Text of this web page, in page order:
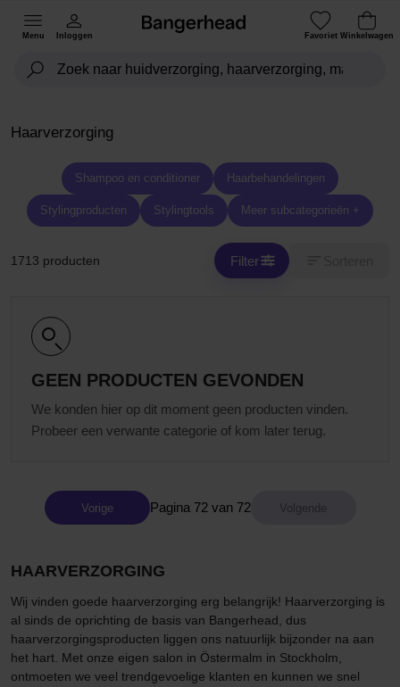
Menu Inloggen Favoriet Winkelwagen
Haarverzorging
Shampoo en conditioner Haarbehandelingen
Stylingproducten Stylingtools Meer subcategorieën +
1713 producten Filter
GEEN PRODUCTEN GEVONDEN
We konden hier op dit moment geen producten vinden.
Probeer een verwante categorie of kom later terug.
Vorige Pagina 72 van 72
HAARVERZORGING
Wij vinden goede haarverzorging erg belangrijk! Haarverzorging is
al sinds de oprichting de basis van Bangerhead, dus
haarverzorgingsproducten liggen ons natuurlijk bijzonder na aan
het hart. Met onze eigen salon in Östermalm in Stockholm,
ontmoeten we veel trendgevoelige klanten en kunnen we snel